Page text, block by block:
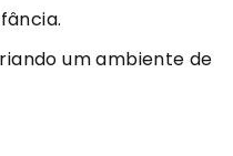
um ambiente de